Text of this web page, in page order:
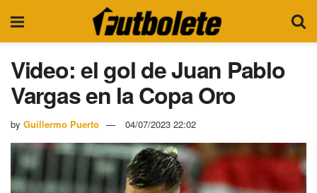
Video: el gol de Juan Pablo
Vargas en la Copa Oro
by Guillermo Puerto 04/07/2023 22:02